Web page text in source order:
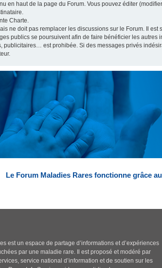
en haut de la page du Forum. Vous pouvez éditer
Charte.
ne doit pas remplacer les discussions sur le Forum. Il
publics se poursuivent afin de faire bénéficier les autres
est prohibée. Si des messages privés
Le Forum Maladies Rares fonctionne grâce
est un espace de partage d’informations et d’expériences
par une maladie rare. Il est proposé et modéré par
service national d’information et de soutien sur les